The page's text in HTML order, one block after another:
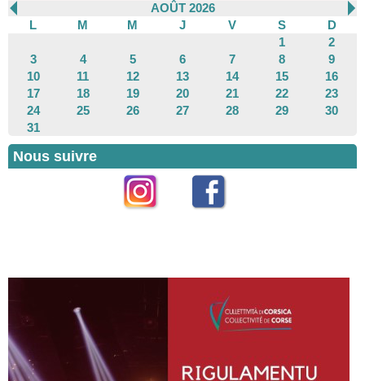
AOÛT 2026
L
M M J V S
D
1
2
3
4 5 6 7 8
9
10
11 12 13 14 15
16
17
18 19 20 21 22
23
24
25 26 27 28 29
30
31
Nous suivre